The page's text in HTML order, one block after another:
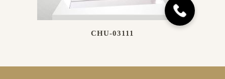
CHU-03111